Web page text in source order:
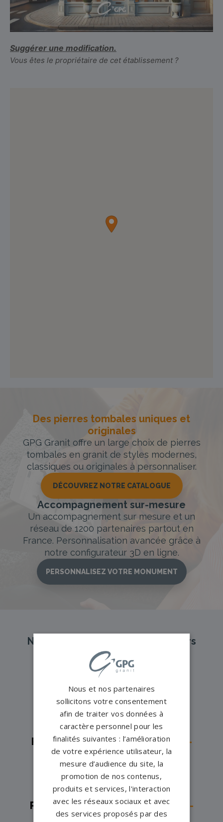
Suggérer une modification.
Vous êtes le propriétaire de cet établissement ?
Des pierres tombales uniques et
originales
GPG Granit offre un large choix de pierres
tombales en granit de styles modernes,
classiques ou originales à personnaliser.
DÉCOUVREZ NOTRE CATALOGUE
Accompagnement sur-mesure
Un accompagnement sur mesure et un
réseau de 1200 partenaires partout en
France. Personnalisation avancée grâce à
notre configurateur 3D en ligne.
PERSONNALISEZ VOTRE MONUMENT
Nos pompes funèbres et marbriers
partenaires à proximité
Pompes funèbres -Avon→
Pompes funèbres -Bray-sur-
Seine→
Pompes funèbres -Brie-Comte-
Robert→
Pompes funèbres - Brou-sur-
Chantereine→
Pompes funèbres -Champagne-
Nous et nos partenaires
sollicitons votre consentement
afin de traiter vos données à
caractère personnel pour les
finalités suivantes : l’amélioration
de votre expérience utilisateur, la
mesure d’audience du site, la
promotion de nos contenus,
produits et services, l'interaction
avec les réseaux sociaux et avec
des services proposés par des